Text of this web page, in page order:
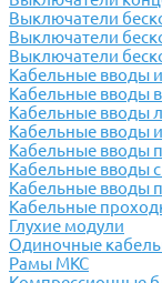
Выключатели
Выключатели
Выключатели
Кабельные вводы
Кабельные вводы
Кабельные вводы
Кабельные вводы
Кабельные вводы
Кабельные вводы
Кабельные вводы
Кабельные
Глухие модули
Одиночные
Рамы МКС